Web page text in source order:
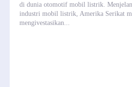
di dunia otomotif mobil listrik.
industri mobil listrik, Amerika Serikat
mengivestasikan...